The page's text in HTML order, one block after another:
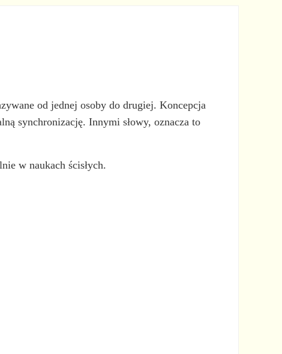
od jednej osoby do drugiej. Koncepcja
synchronizację. Innymi słowy, oznacza to
w naukach ścisłych.